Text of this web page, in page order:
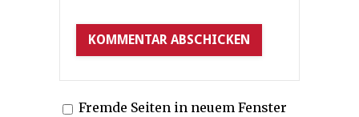
Fremde Seiten in neuem Fenster